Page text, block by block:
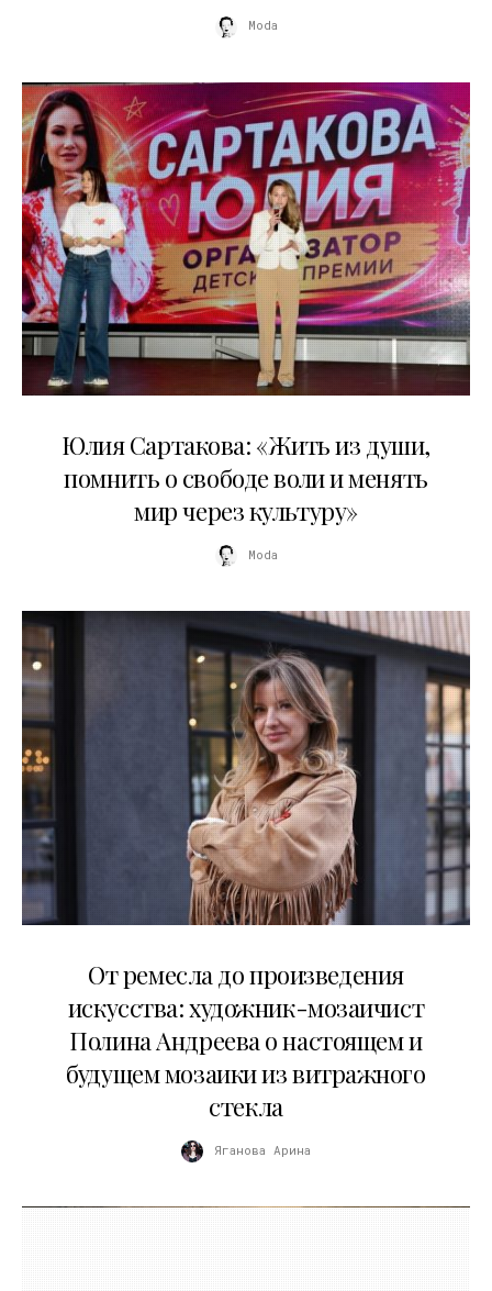
Moda
Юлия Сартакова: «Жить из души,
помнить о свободе воли и менять
мир через культуру»
Moda
От ремесла до произведения
искусства: художник-мозаичист
Полина Андреева о настоящем и
будущем мозаики из витражного
стекла
Яганова Арина